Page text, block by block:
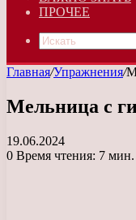
ПРОЧЕЕ
Главная/Упражнения/
Мельница с
19.06.2024
0 Время чтения: 7 мин.